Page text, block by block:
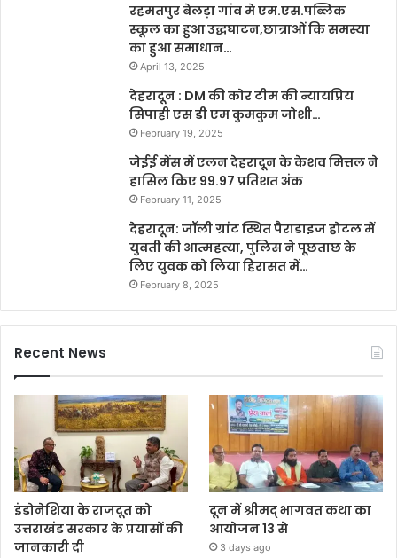
रहमतपुर बेलड़ा गांव मे एम.एस.पब्लिक
स्कूल का हुआ उद्धघाटन,छात्राओं कि समस्या
का हुआ समाधान…
April 13, 2025
देहरादून : DM की कोर टीम की न्यायप्रिय
सिपाही एस डी एम कुमकुम जोशी…
February 19, 2025
जेईई मेंस में एलन देहरादून के केशव मित्तल ने
हासिल किए 99.97 प्रतिशत अंक
February 11, 2025
देहरादून: जॉली ग्रांट स्थित पैराडाइज होटल में
युवती की आत्महत्या, पुलिस ने पूछताछ के
लिए युवक को लिया हिरासत में…
February 8, 2025
Recent News
इंडोनेशिया के राजदूत को
उत्तराखंड सरकार के प्रयासों की
जानकारी दी
दून में श्रीमद् भागवत कथा का
आयोजन 13 से
3 days ago